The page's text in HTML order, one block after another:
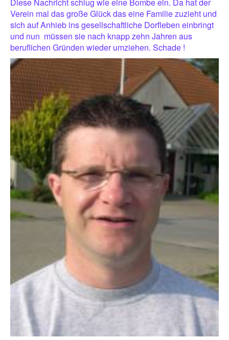
Verein mal das große Glück das eine Familie zuzieht und
sich auf Anhieb ins gesellschaftliche Dorfleben einbringt
und nun müssen sie nach knapp zehn Jahren aus
beruflichen Gründen wieder umziehen. Schade !